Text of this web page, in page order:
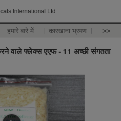
International Ltd
हमारे बारे में कारखाना भ्रमण >>
वाले फ्लेक्स एएफ - 11 अच्छी संगतता